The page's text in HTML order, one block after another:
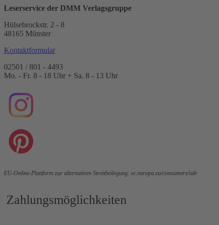
Leserservice der DMM Verlagsgruppe
Hülsebrockstr. 2 - 8
48165 Münster
Kontaktformular
02501 / 801 - 4493
Mo. - Fr. 8 - 18 Uhr + Sa. 8 - 13 Uhr
EU-Online-Plattform zur alternativen Streitbeilegung: ec.europa.eu/consumers/odr
Zahlungsmöglichkeiten